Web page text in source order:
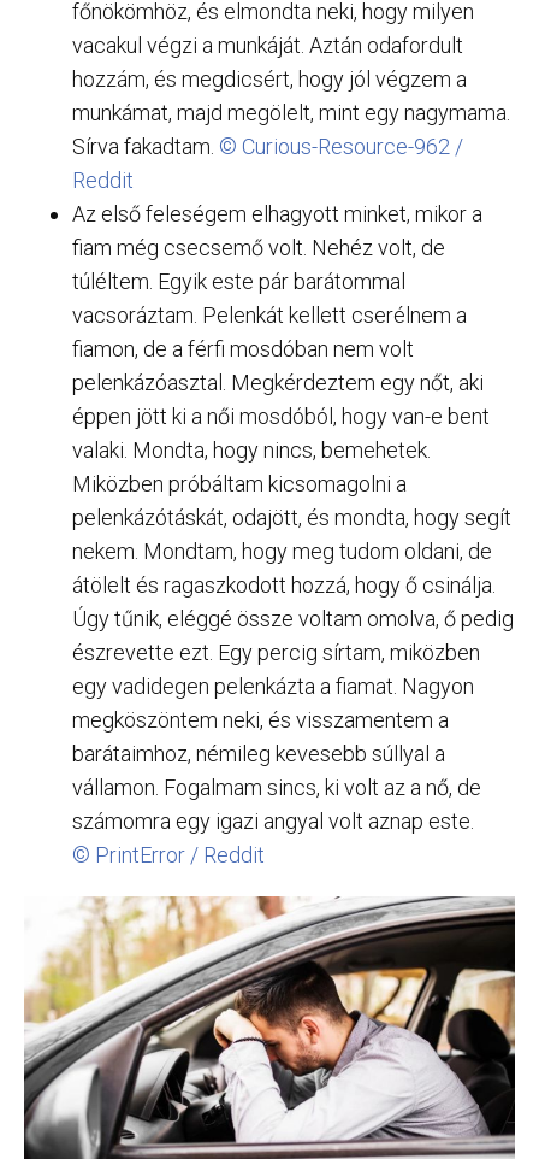
főnökömhöz, és elmondta neki, hogy milyen
vacakul végzi a munkáját. Aztán odafordult
hozzám, és megdicsért, hogy jól végzem a
munkámat, majd megölelt, mint egy nagymama.
Sírva fakadtam. © Curious-Resource-962 /
Reddit
Az első feleségem elhagyott minket, mikor a
fiam még csecsemő volt. Nehéz volt, de
túléltem. Egyik este pár barátommal
vacsoráztam. Pelenkát kellett cserélnem a
fiamon, de a férfi mosdóban nem volt
pelenkázóasztal. Megkérdeztem egy nőt, aki
éppen jött ki a női mosdóból, hogy van-e bent
valaki. Mondta, hogy nincs, bemehetek.
Miközben próbáltam kicsomagolni a
pelenkázótáskát, odajött, és mondta, hogy segít
nekem. Mondtam, hogy meg tudom oldani, de
átölelt és ragaszkodott hozzá, hogy ő csinálja.
Úgy tűnik, eléggé össze voltam omolva, ő pedig
észrevette ezt. Egy percig sírtam, miközben
egy vadidegen pelenkázta a fiamat. Nagyon
megköszöntem neki, és visszamentem a
barátaimhoz, némileg kevesebb súllyal a
vállamon. Fogalmam sincs, ki volt az a nő, de
számomra egy igazi angyal volt aznap este.
© PrintError / Reddit